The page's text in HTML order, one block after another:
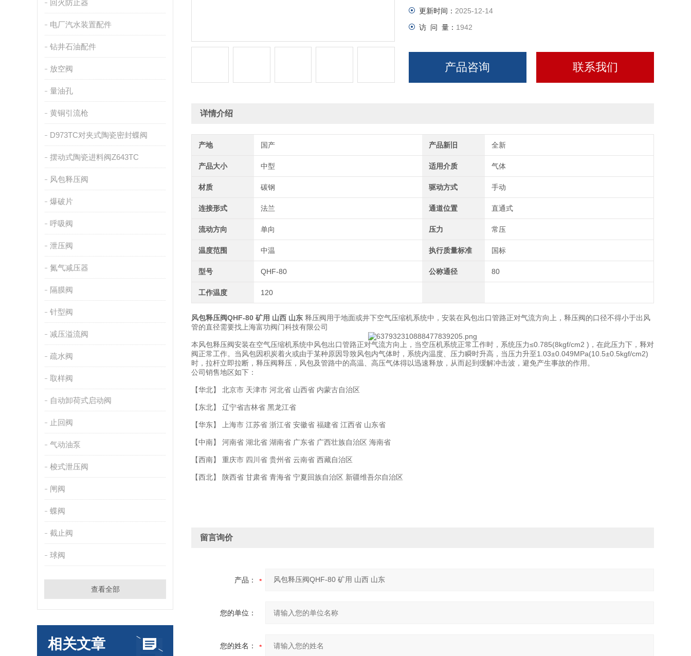
回火防止器
电厂汽水装置配件
钻井石油配件
放空阀
量油孔
黄铜引流枪
D973TC对夹式陶瓷密封蝶阀
摆动式陶瓷进料阀Z643TC
风包释压阀
爆破片
呼吸阀
泄压阀
氮气减压器
隔膜阀
针型阀
减压溢流阀
疏水阀
取样阀
自动卸荷式启动阀
止回阀
气动油泵
梭式泄压阀
闸阀
蝶阀
截止阀
球阀
查看全部
相关文章
更新时间： 2025-12-14
访 问 量： 1942
产品咨询 联系我们
详情介绍
产地 国产 产品新旧 全新
产品大小 中型 适用介质 气体
材质 碳钢 驱动方式 手动
连接形式 法兰 通道位置 直通式
流动方向 单向 压力 常压
温度范围 中温 执行质量标准 国标
型号 QHF-80 公称通径 80
工作温度 120
风包释压阀QHF-80 矿用 山西 山东 释压阀用于地面或井下空气压缩机系统中，安装在风包出口管路正对气流方向上，释压阀的口径不得小于出风
管的直径需要找上海富功阀门科技有限公司
本风包释压阀安装在空气压缩机系统中风包出口管路正对气流方向上，当空压机系统正常工作时，系统压力≤0.785(8kgf/cm2 )，在此压力下，释对
阀正常工作。当风包因积炭着火或由于某种原因导致风包内气体时，系统内温度、压力瞬时升高，当压力升至1.03±0.049MPa(10.5±0.5kgf/cm2)
时，拉杆立即拉断，释压阀释压，风包及管路中的高温、高压气体得以迅速释放，从而起到缓解冲击波，避免产生事故的作用。
公司销售地区如下：
【华北】 北京市 天津市 河北省 山西省 内蒙古自治区
【东北】 辽宁省吉林省 黑龙江省
【华东】 上海市 江苏省 浙江省 安徽省 福建省 江西省 山东省
【中南】 河南省 湖北省 湖南省 广东省 广西壮族自治区 海南省
【西南】 重庆市 四川省 贵州省 云南省 西藏自治区
【西北】 陕西省 甘肃省 青海省 宁夏回族自治区 新疆维吾尔自治区
留言询价
产品：
您的单位：
您的姓名：